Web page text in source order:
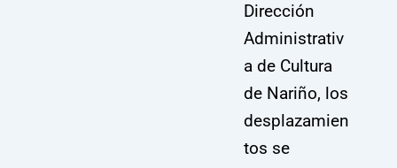
Dirección
Administrativ
a de Cultura
de Nariño, los
desplazamien
tos se